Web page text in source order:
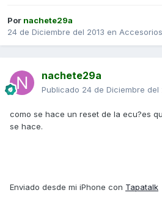
Por nachete29a
24 de Diciembre del 2013 en
nachete29a
Publicado 24 de Diciembre del
como se hace un reset de la ecu?es
se hace.
Enviado desde mi iPhone con Tapatalk